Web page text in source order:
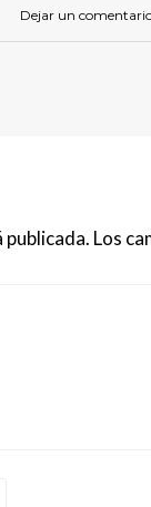
Dejar un
Los